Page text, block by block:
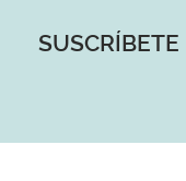
SUSCRÍBETE